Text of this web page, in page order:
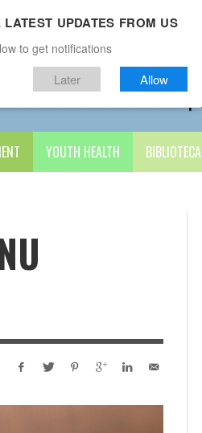
YOUTH HEALTH BIBLIOTECA
LATEST UPDATES FROM US
to get notifications
Later Allow